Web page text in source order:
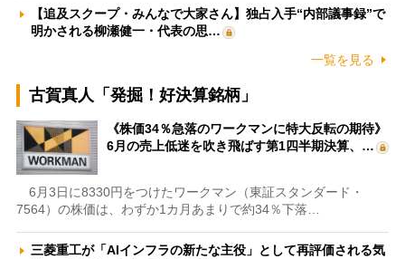
【追及スクープ・みんなで大家さん】独占入手“内部議事録”で
明かされる柳瀬健一・代表の思…
一覧を見る
古賀真人「発掘！好決算銘柄」
《株価34％急落のワークマンに特大反転の期待》
6月の売上低迷を吹き飛ばす第1四半期決算、…
6月3日に8330円をつけたワークマン（東証スタンダード・
7564）の株価は、わずか1カ月あまりで約34％下落…
三菱重工が「AIインフラの新たな主役」として再評価される気